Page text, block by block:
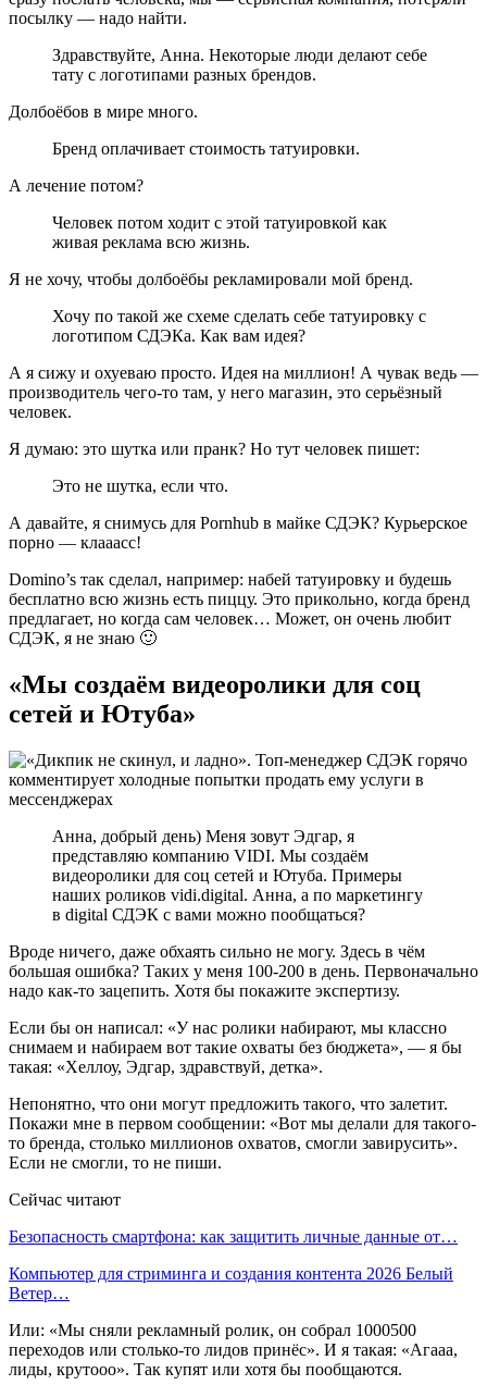
посылку — надо найти.
Здравствуйте, Анна. Некоторые люди делают себе
тату с логотипами разных брендов.
Долбоёбов в мире много.
Бренд оплачивает стоимость татуировки.
А лечение потом?
Человек потом ходит с этой татуировкой как
живая реклама всю жизнь.
Я не хочу, чтобы долбоёбы рекламировали мой бренд.
Хочу по такой же схеме сделать себе татуировку с
логотипом СДЭКа. Как вам идея?
А я сижу и охуеваю просто. Идея на миллион! А чувак ведь —
производитель чего-то там, у него магазин, это серьёзный
человек.
Я думаю: это шутка или пранк? Но тут человек пишет:
Это не шутка, если что.
А давайте, я снимусь для Pornhub в майке СДЭК? Курьерское
порно — клааасс!
Domino’s так сделал, например: набей татуировку и будешь
бесплатно всю жизнь есть пиццу. Это прикольно, когда бренд
предлагает, но когда сам человек… Может, он очень любит
СДЭК, я не знаю 🙂
«Мы создаём видеоролики для соц
сетей и Ютуба»
Анна, добрый день) Меня зовут Эдгар, я
представляю компанию VIDI. Мы создаём
видеоролики для соц сетей и Ютуба. Примеры
наших роликов vidi.digital. Анна, а по маркетингу
в digital СДЭК с вами можно пообщаться?
Вроде ничего, даже обхаять сильно не могу. Здесь в чём
большая ошибка? Таких у меня 100-200 в день. Первоначально
надо как-то зацепить. Хотя бы покажите экспертизу.
Если бы он написал: «У нас ролики набирают, мы классно
снимаем и набираем вот такие охваты без бюджета», — я бы
такая: «Хеллоу, Эдгар, здравствуй, детка».
Непонятно, что они могут предложить такого, что залетит.
Покажи мне в первом сообщении: «Вот мы делали для такого-
то бренда, столько миллионов охватов, смогли завирусить».
Если не смогли, то не пиши.
Сейчас читают
Безопасность смартфона: как защитить личные данные от…
Компьютер для стриминга и создания контента 2026 Белый
Ветер…
Или: «Мы сняли рекламный ролик, он собрал 1000500
переходов или столько-то лидов принёс». И я такая: «Агааа,
лиды, крутооо». Так купят или хотя бы пообщаются.